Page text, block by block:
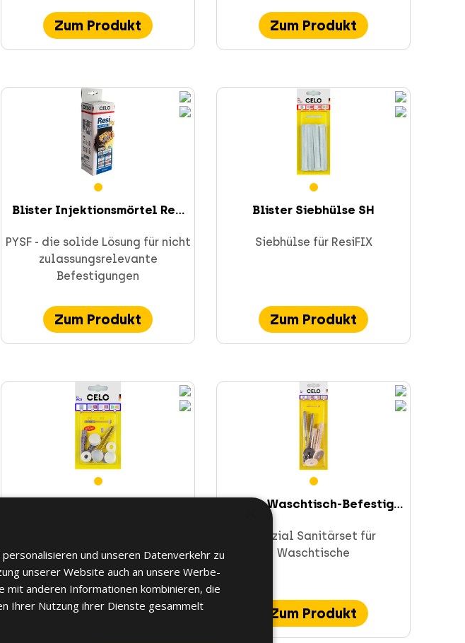
Zum Produkt Zum Produkt
Blister Injektionsmörtel Re...
PYSF - die solide Lösung für nicht
zulassungsrelevante
Befestigungen
Zum Produkt
Blister Siebhülse SH
Siebhülse für ResiFIX
Zum Produkt
WC
Zum Produkt
Blister Waschtisch-Befestig...
Spezial Sanitärset für
Waschtische
Zum Produkt
und unseren Datenverkehr zu
unserer Website auch an unsere Werbe-
anderen Informationen kombinieren, die
Ihrer Nutzung ihrer Dienste gesammelt